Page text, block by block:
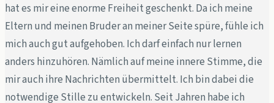
hat es mir eine enorme Freiheit geschenkt. Da ich meine
Eltern und meinen Bruder an meiner Seite spüre, fühle ich
mich auch gut aufgehoben. Ich darf einfach nur lernen
anders hinzuhören. Nämlich auf meine innere Stimme, die
mir auch ihre Nachrichten übermittelt. Ich bin dabei die
notwendige Stille zu entwickeln. Seit Jahren habe ich